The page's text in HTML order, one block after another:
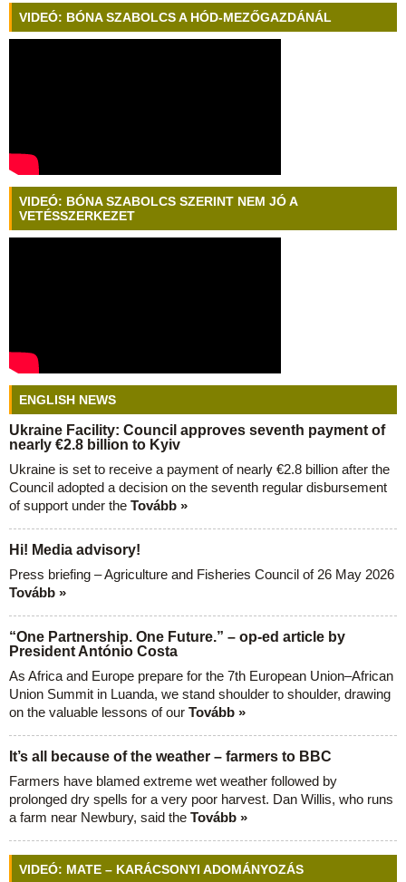
VIDEÓ: BÓNA SZABOLCS A HÓD-MEZŐGAZDÁNÁL
VIDEÓ: BÓNA SZABOLCS SZERINT NEM JÓ A
VETÉSSZERKEZET
ENGLISH NEWS
Ukraine Facility: Council approves seventh payment of
nearly €2.8 billion to Kyiv
Ukraine is set to receive a payment of nearly €2.8 billion after the
Council adopted a decision on the seventh regular disbursement
of support under the Tovább »
Hi! Media advisory!
Press briefing – Agriculture and Fisheries Council of 26 May 2026
Tovább »
“One Partnership. One Future.” – op-ed article by
President António Costa
As Africa and Europe prepare for the 7th European Union–African
Union Summit in Luanda, we stand shoulder to shoulder, drawing
on the valuable lessons of our Tovább »
It’s all because of the weather – farmers to BBC
Farmers have blamed extreme wet weather followed by
prolonged dry spells for a very poor harvest. Dan Willis, who runs
a farm near Newbury, said the Tovább »
VIDEÓ: MATE – KARÁCSONYI ADOMÁNYOZÁS